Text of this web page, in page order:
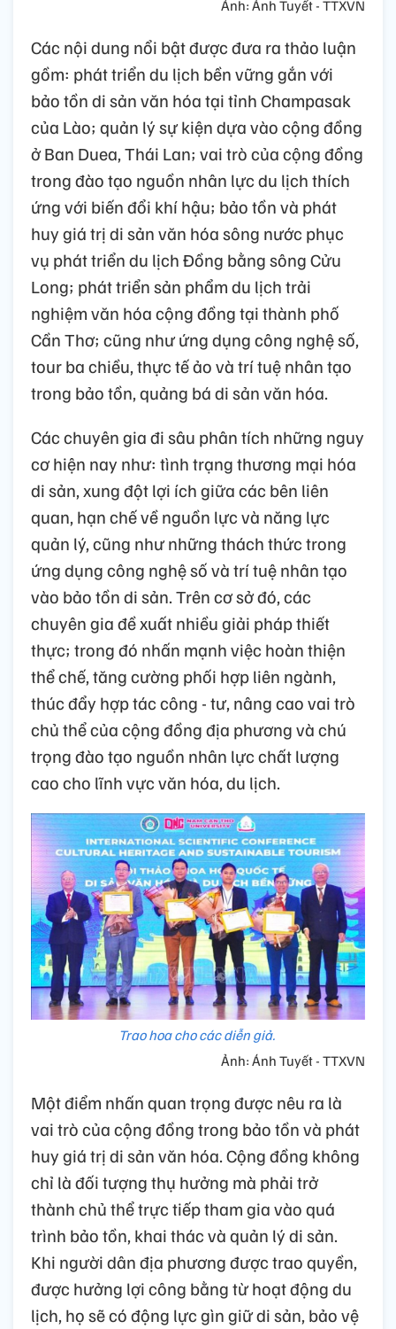
Ảnh: Ánh Tuyết - TTXVN
Các nội dung nổi bật được đưa ra thảo luận
gồm: phát triển du lịch bền vững gắn với
bảo tồn di sản văn hóa tại tỉnh Champasak
của Lào; quản lý sự kiện dựa vào cộng đồng
ở Ban Duea, Thái Lan; vai trò của cộng đồng
trong đào tạo nguồn nhân lực du lịch thích
ứng với biến đổi khí hậu; bảo tồn và phát
huy giá trị di sản văn hóa sông nước phục
vụ phát triển du lịch Đồng bằng sông Cửu
Long; phát triển sản phẩm du lịch trải
nghiệm văn hóa cộng đồng tại thành phố
Cần Thơ; cũng như ứng dụng công nghệ số,
tour ba chiều, thực tế ảo và trí tuệ nhân tạo
trong bảo tồn, quảng bá di sản văn hóa.
Các chuyên gia đi sâu phân tích những nguy
cơ hiện nay như: tình trạng thương mại hóa
di sản, xung đột lợi ích giữa các bên liên
quan, hạn chế về nguồn lực và năng lực
quản lý, cũng như những thách thức trong
ứng dụng công nghệ số và trí tuệ nhân tạo
vào bảo tồn di sản. Trên cơ sở đó, các
chuyên gia đề xuất nhiều giải pháp thiết
thực; trong đó nhấn mạnh việc hoàn thiện
thể chế, tăng cường phối hợp liên ngành,
thúc đẩy hợp tác công - tư, nâng cao vai trò
chủ thể của cộng đồng địa phương và chú
trọng đào tạo nguồn nhân lực chất lượng
cao cho lĩnh vực văn hóa, du lịch.
Trao hoa cho các diễn giả.
Ảnh: Ánh Tuyết - TTXVN
Một điểm nhấn quan trọng được nêu ra là
vai trò của cộng đồng trong bảo tồn và phát
huy giá trị di sản văn hóa. Cộng đồng không
chỉ là đối tượng thụ hưởng mà phải trở
thành chủ thể trực tiếp tham gia vào quá
trình bảo tồn, khai thác và quản lý di sản.
Khi người dân địa phương được trao quyền,
được hưởng lợi công bằng từ hoạt động du
lịch, họ sẽ có động lực gìn giữ di sản, bảo vệ